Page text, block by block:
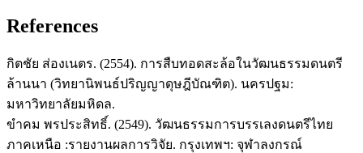
References
กิตชัย ส่องเนตร. (2554). การสืบทอดสะล้อในวัฒนธรรมดนตรี
ล้านนา (วิทยานิพนธ์ปริญญาดุษฎีบัณฑิต). นครปฐม:
มหาวิทยาลัยมหิดล.
ขำคม พรประสิทธิ์. (2549). วัฒนธรรมการบรรเลงดนตรีไทย
ภาคเหนือ :รายงานผลการวิจัย. กรุงเทพฯ: จุฬาลงกรณ์